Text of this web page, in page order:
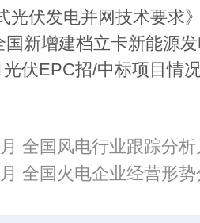
光伏发电并网技术要求
新增建档立卡新能源
伏EPC招/中标项目情
全国风电行业跟踪分
全国火电企业经营形